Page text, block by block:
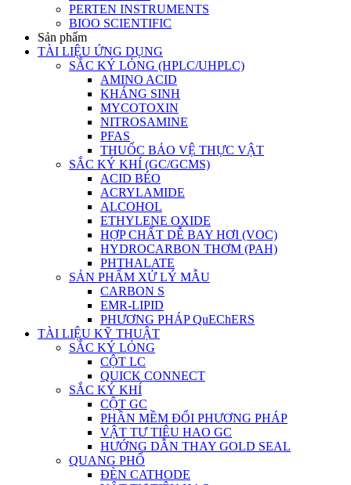
PERTEN INSTRUMENTS
BIOO SCIENTIFIC
Sản phẩm
TÀI LIỆU ỨNG DỤNG
SẮC KÝ LỎNG (HPLC/UHPLC)
AMINO ACID
KHÁNG SINH
MYCOTOXIN
NITROSAMINE
PFAS
THUỐC BẢO VỆ THỰC VẬT
SẮC KÝ KHÍ (GC/GCMS)
ACID BÉO
ACRYLAMIDE
ALCOHOL
ETHYLENE OXIDE
HỢP CHẤT DỄ BAY HƠI (VOC)
HYDROCARBON THƠM (PAH)
PHTHALATE
SẢN PHẨM XỬ LÝ MẪU
CARBON S
EMR-LIPID
PHƯƠNG PHÁP QuEChERS
TÀI LIỆU KỸ THUẬT
SẮC KÝ LỎNG
CỘT LC
QUICK CONNECT
SẮC KÝ KHÍ
CỘT GC
PHẦN MỀM ĐỔI PHƯƠNG PHÁP
VẬT TƯ TIÊU HAO GC
HƯỚNG DẪN THAY GOLD SEAL
QUANG PHỔ
ĐÈN CATHODE